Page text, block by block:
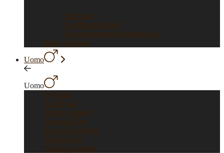
Vedi tutti
Certificati Orofirst
Certificati istituti gemmologici
Pietre preziose
Uomo
Uomo
Vedi tutti
Anelli oro
Anelli Argento
Bracciali Oro
Bracciali Argento
Collane Oro
Collane Argento